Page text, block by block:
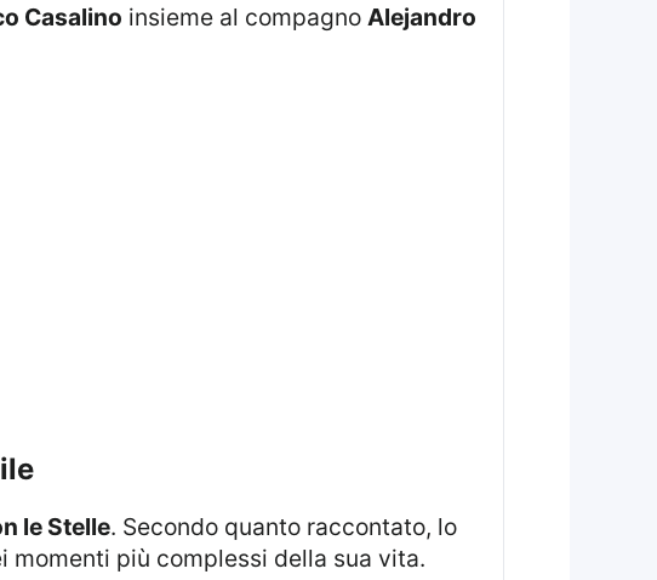
Casalino insieme al compagno Alejandro
le Stelle. Secondo quanto raccontato, lo
momenti più complessi della sua vita.